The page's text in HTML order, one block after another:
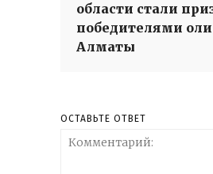
области стали
победителями
Алматы
ОСТАВЬТЕ ОТВЕТ